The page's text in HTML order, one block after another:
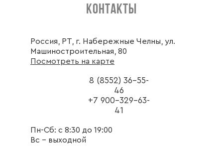
КОНТАКТЫ
Россия, РТ, г. Набережные Челны, ул.
Машиностроительная, 80
Посмотреть на карте
8 (8552) 36-55-
46
+7 900-329-63-
41
Пн-Сб: с 8:30 до 19:00
Вс - выходной